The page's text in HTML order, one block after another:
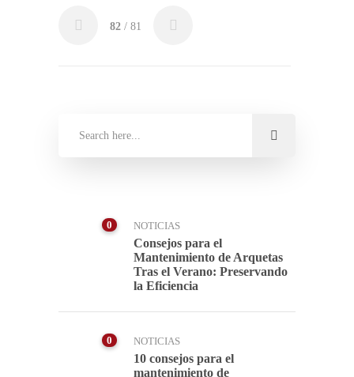
82 / 81
0 NOTICIAS
Consejos para el
Mantenimiento de Arquetas
Tras el Verano: Preservando
la Eficiencia
0 NOTICIAS
10 consejos para el
mantenimiento de